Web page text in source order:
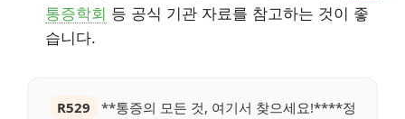
통증학회 등 공식 기관 자료를 참고하는 것이 좋
습니다.
R529
**통증의 모든 것, 여기서 찾으세요!****정